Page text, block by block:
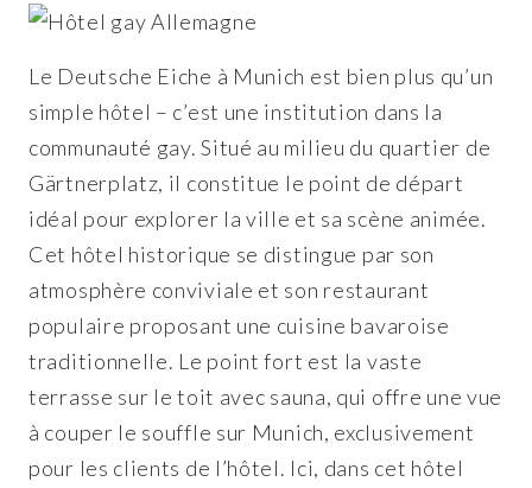
Le Deutsche Eiche à Munich est bien plus qu’un
simple hôtel – c’est une institution dans la
communauté gay. Situé au milieu du quartier de
Gärtnerplatz, il constitue le point de départ
idéal pour explorer la ville et sa scène animée.
Cet hôtel historique se distingue par son
atmosphère conviviale et son restaurant
populaire proposant une cuisine bavaroise
traditionnelle. Le point fort est la vaste
terrasse sur le toit avec sauna, qui offre une vue
à couper le souffle sur Munich, exclusivement
pour les clients de l’hôtel. Ici, dans cet hôtel